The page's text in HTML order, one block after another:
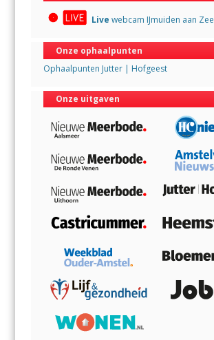
Live webcam IJmuiden aan Zee
Onze ophaalpunten
Ophaalpunten Jutter | Hofgeest
Onze uitgaven